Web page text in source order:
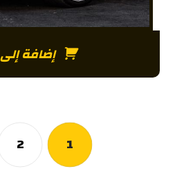
إضافة
1
2